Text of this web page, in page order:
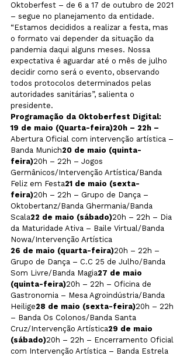
Oktoberfest – de 6 a 17 de outubro de 2021
– segue no planejamento da entidade.
“Estamos decididos a realizar a festa, mas
o formato vai depender da situação da
pandemia daqui alguns meses. Nossa
expectativa é aguardar até o mês de julho
decidir como será o evento, observando
todos protocolos determinados pelas
autoridades sanitárias”, salienta o
presidente.
Programação da Oktoberfest Digital:
19 de maio (Quarta-feira)20h – 22h –
Abertura Oficial com intervenção artística –
Banda Munich20 de maio (quinta-
feira)20h – 22h – Jogos
Germânicos/Intervenção Artística/Banda
Feliz em Festa21 de maio (sexta-
feira)20h – 22h – Grupo de Dança –
Oktobertanz/Banda Ghermania/Banda
Scala22 de maio (sábado)20h – 22h – Dia
da Maturidade Ativa – Baile Virtual/Banda
26 de maio (quarta-feira)20h – 22h –
Grupo de Dança – C.C 25 de Julho/Banda
Som Livre/Banda Magia27 de maio
(quinta-feira)20h – 22h – Oficina de
Gastronomia – Mesa Agroindústria/Banda
Heilige28 de maio (sexta-feira)20h – 22h
– Banda Os Colonos/Banda Santa
Cruz/Intervenção Artística29 de maio
(sábado)20h – 22h – Encerramento Oficial
com Intervenção Artística – Banda Estrela